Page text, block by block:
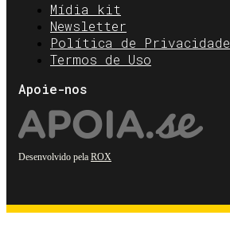
Mídia kit
Newsletter
Política de Privacidade
Termos de Uso
Apoie-nos
Desenvolvido pela ROX